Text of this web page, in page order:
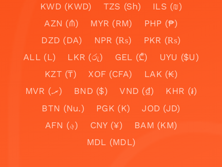
KWD (KWD)
TZS (Sh)
ILS (₪)
AZN (₼)
MYR (RM)
PHP (₱)
DZD (DA)
NPR (₨)
PKR (₨)
ALL (L)
LKR (රු) GEL (₾)
UYU ($U)
KZT (₸)
XOF (CFA)
LAK (₭)
MVR (.ރ)
BND ($) VND (₫)
KHR (៛)
BTN (Nu.)
PGK (K)
JOD (JD)
AFN (؋)
CNY (¥)
BAM (KM)
MDL (MDL)